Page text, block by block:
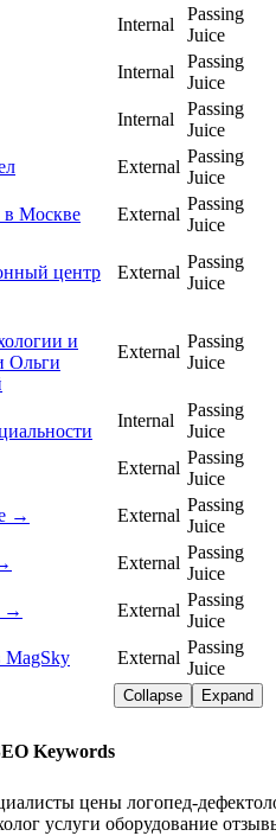
Internal
Passing
Juice
Internal
Passing
Juice
Internal
Passing
Juice
External
Passing
Juice
Москве
External
Passing
Juice
центр
External
Passing
Juice
и
Ольги
External
Passing
Juice
Internal
Passing
Juice
External
Passing
Juice
→
External
Passing
Juice
External
Passing
Juice
→
External
Passing
Juice
MagSky
External
Passing
Juice
Expand
Collapse
Keywords
цены логопед-
услуги оборудование